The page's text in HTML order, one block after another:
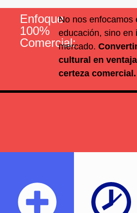
Enfoque
100%
Comercial:
No nos enfocamos
educación, sino en
mercado.
cultural en
certeza comercial.